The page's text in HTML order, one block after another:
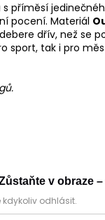
příměsí
pocení. Materiál
dřív, než se
tak i pro
v obraze
kdykoliv odhlásit.